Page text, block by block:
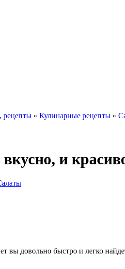
рецепты » Кулинарные рецепты »
и
вы довольно быстро и легко